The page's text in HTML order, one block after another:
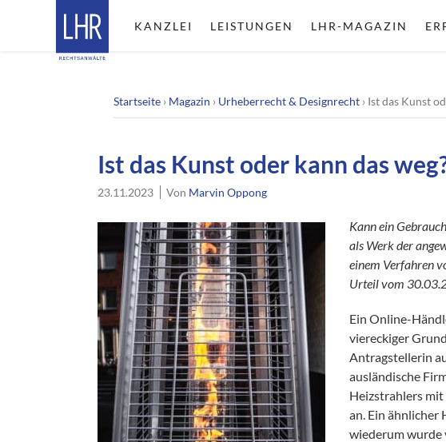
KANZLEI LEISTUNGEN LHR-MAGAZIN
Startseite › Magazin › Urheberrecht & Designrecht › Ist das Kunst
Ist das Kunst oder kann das
23.11.2023 Von Marvin Oppong
Kann ein
als Werk der
einem Verfahren
Urteil vom
Ein Online-
viereckiger
Antragstellerin
ausländische
Heizstrahlers
an. Ein
wiederum wurde